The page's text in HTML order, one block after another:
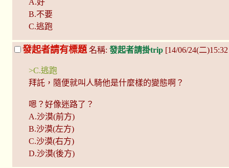
A.好
B.不要
C.逃跑
發起者請有標題 名稱: 發起者請掛trip [14/06/24(二
>C.逃跑
拜託，隨便就叫人騎他是什麼樣的變態啊？
嗯？好像迷路了？
A.沙漠(前方)
B.沙漠(左方)
C.沙漠(右方)
D.沙漠(後方)